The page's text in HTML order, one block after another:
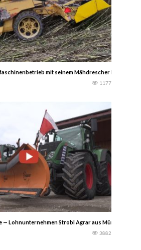
mit seinem Mähdrescher
1177
— Lohnunternehmen Strobl Agrar aus München
3882